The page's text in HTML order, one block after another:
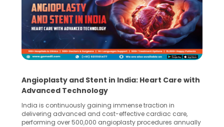
Angioplasty and Stent in India: Heart Care with
Advanced Technology
India is continuously gaining immense traction in
delivering advanced and cost-effective cardiac care,
performing over 500,000 angioplasty procedures annually